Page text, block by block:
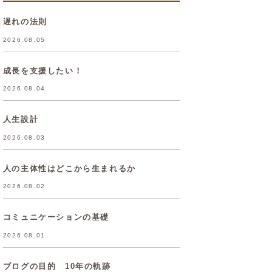
遅れの法則
2026.08.05
成長を支援したい！
2026.08.04
人生設計
2026.08.03
人の主体性はどこから生まれるか
2026.08.02
コミュニケーションの基礎
2026.08.01
ブログの目的 10年の軌跡